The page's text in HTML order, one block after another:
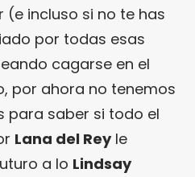
incluso si no te has
por todas esas
cagarse en el
por ahora no tenemos
para saber si todo el
Lana del Reyle
a lo Lindsay